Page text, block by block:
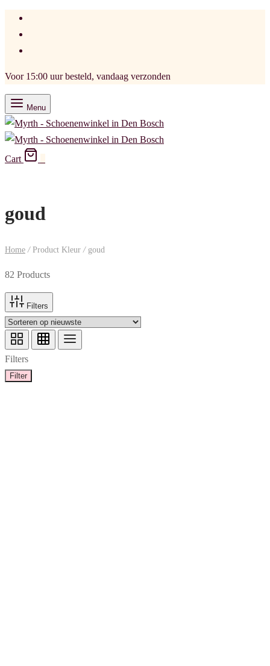
Voor 15:00 uur besteld, vandaag verzonden
Menu
Cart
goud
Home /Product Kleur /goud
82 Products
Filters
Filters
Filter